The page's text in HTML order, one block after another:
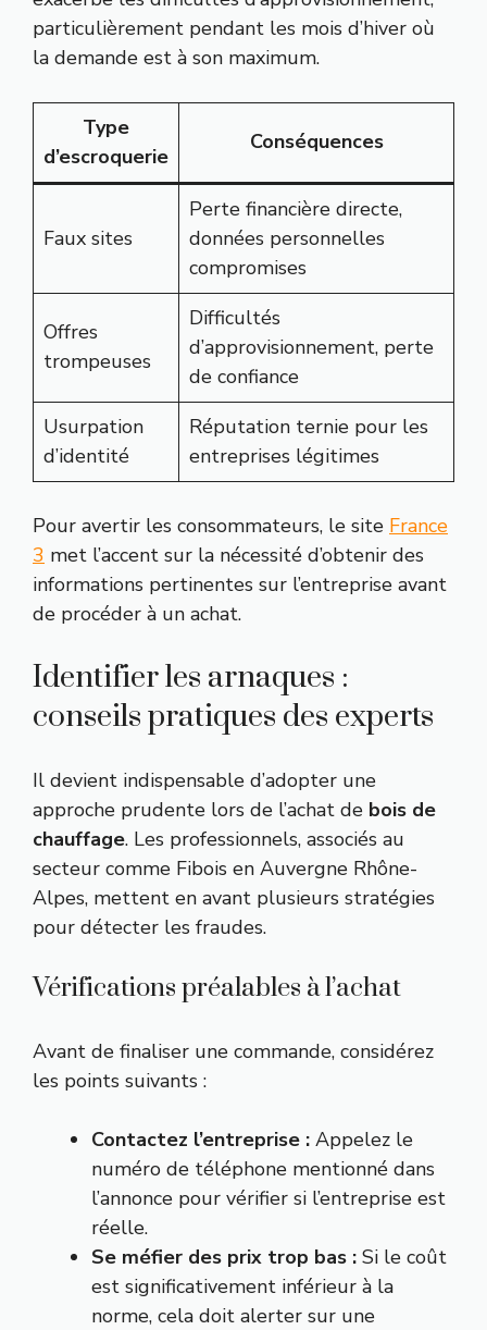
particulièrement pendant les mois d’hiver où
la demande est à son maximum.
Type
d’escroquerie
Conséquences
Faux sites
Perte financière directe,
données personnelles
compromises
Offres
trompeuses
Difficultés
d’approvisionnement, perte
de confiance
Usurpation
d’identité
Réputation ternie pour les
entreprises légitimes
Pour avertir les consommateurs, le site France
3 met l’accent sur la nécessité d’obtenir des
informations pertinentes sur l’entreprise avant
de procéder à un achat.
Identifier les arnaques :
conseils pratiques des experts
Il devient indispensable d’adopter une
approche prudente lors de l’achat de bois de
chauffage. Les professionnels, associés au
secteur comme Fibois en Auvergne Rhône-
Alpes, mettent en avant plusieurs stratégies
pour détecter les fraudes.
Vérifications préalables à l’achat
Avant de finaliser une commande, considérez
les points suivants :
Contactez l’entreprise : Appelez le
numéro de téléphone mentionné dans
l’annonce pour vérifier si l’entreprise est
réelle.
Se méfier des prix trop bas : Si le coût
est significativement inférieur à la
norme, cela doit alerter sur une